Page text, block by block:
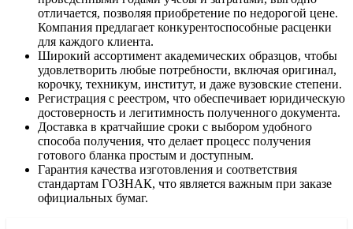
отличается, позволяя приобретение по недорогой цене.
Компания предлагает конкурентоспособные расценки
для каждого клиента.
Широкий ассортимент академических образцов, чтобы
удовлетворить любые потребности, включая оригинал,
корочку, техникум, институт, и даже вузовские степени.
Регистрация с реестром, что обеспечивает юридическую
достоверность и легитимность полученного документа.
Доставка в кратчайшие сроки с выбором удобного
способа получения, что делает процесс получения
готового бланка простым и доступным.
Гарантия качества изготовления и соответствия
стандартам ГОЗНАК, что является важным при заказе
официальных бумаг.